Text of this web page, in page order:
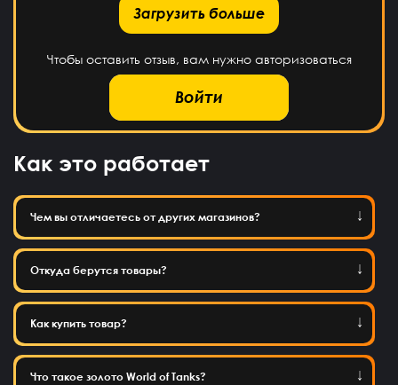
Загрузить больше
Чтобы оставить отзыв, вам нужно авторизоваться
Войти
Как это работает
Чем вы отличаетесь от других магазинов?
Откуда берутся товары?
Как купить товар?
Что такое золото World of Tanks?